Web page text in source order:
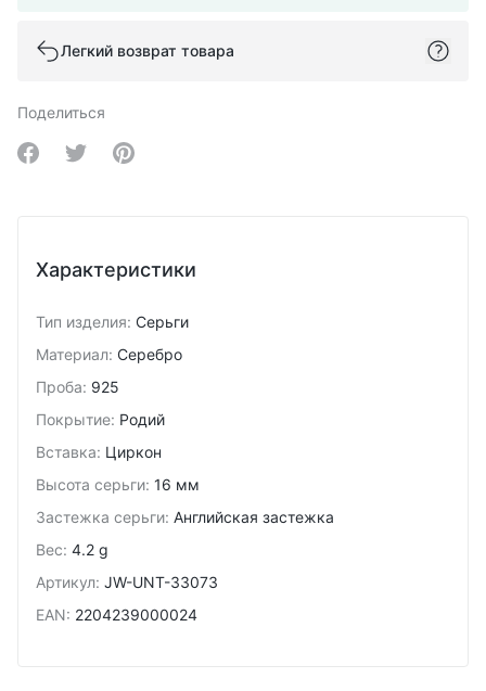
Легкий возврат товара
Поделиться
Share on Facebook
Share on Twitter
Share on Pinterest
Характеристики
Тип изделия: Серьги
Материал: Серебро
Проба: 925
Покрытие: Родий
Вставка: Циркон
Высота серьги: 16 мм
Застежка серьги: Английская застежка
Вес: 4.2 g
Артикул: JW-UNT-33073
EAN: 2204239000024